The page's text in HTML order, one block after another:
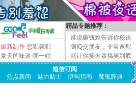
最新制作 想唱就唱
夏天的味道 哪一站
精品专题推荐：
谁说赚钱难告诉你秘诀
测IQ交朋友，非常速配
就让你笑火暴搞笑到底
短信订阅
焦点新闻
魅力贴士 伊甸指南 魔鬼辞典